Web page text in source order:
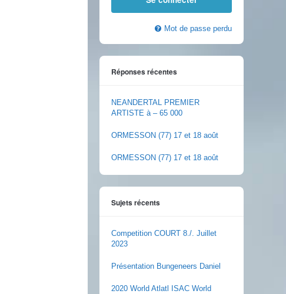
Mot de passe perdu
Réponses récentes
NEANDERTAL PREMIER
ARTISTE à – 65 000
ORMESSON (77) 17 et 18 août
ORMESSON (77) 17 et 18 août
Sujets récents
Competition COURT 8./. Juillet
2023
Présentation Bungeneers Daniel
2020 World Atlatl ISAC World